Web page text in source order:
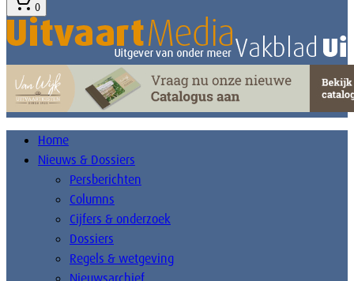
0
Home
Nieuws & Dossiers
Persberichten
Columns
Cijfers & onderzoek
Dossiers
Regels & wetgeving